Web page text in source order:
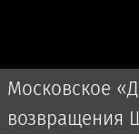
Московское
возвращения